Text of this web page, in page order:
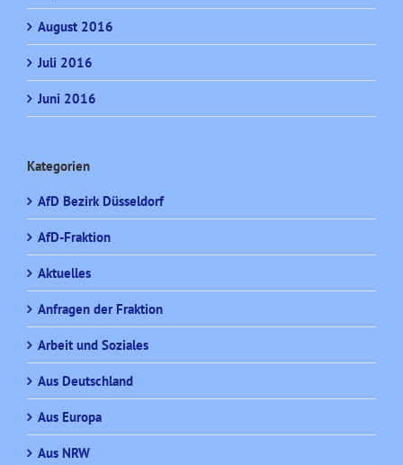
August 2016
Juli 2016
Juni 2016
Kategorien
AfD Bezirk Düsseldorf
AfD-Fraktion
Aktuelles
Anfragen der Fraktion
Arbeit und Soziales
Aus Deutschland
Aus Europa
Aus NRW